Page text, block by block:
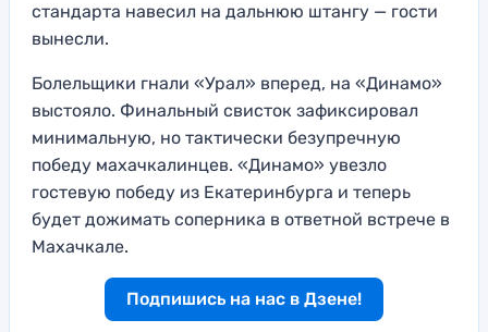
стандарта навесил на дальнюю штангу — гости
вынесли.
Болельщики гнали «Урал» вперед, на «Динамо»
выстояло. Финальный свисток зафиксировал
минимальную, но тактически безупречную
победу махачкалинцев. «Динамо» увезло
гостевую победу из Екатеринбурга и теперь
будет дожимать соперника в ответной встрече в
Махачкале.
Подпишись на нас в Дзене!